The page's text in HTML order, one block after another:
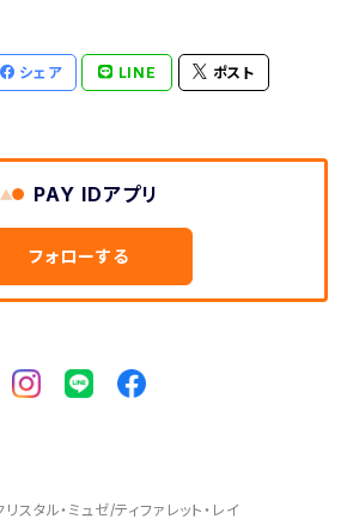
シェア LINE ポスト
PAY IDアプリ
フォローする
スタル・ミュゼ/ティファレット・レイ